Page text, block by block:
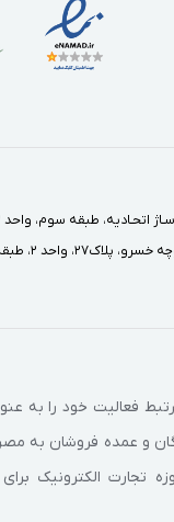
اتحـاديه، طبقه سوم، واحد ١٢
واحد ٢، طبقه اول
فعالیت خود را به
و عمده فروشان به
تجارت الکترونیک برای